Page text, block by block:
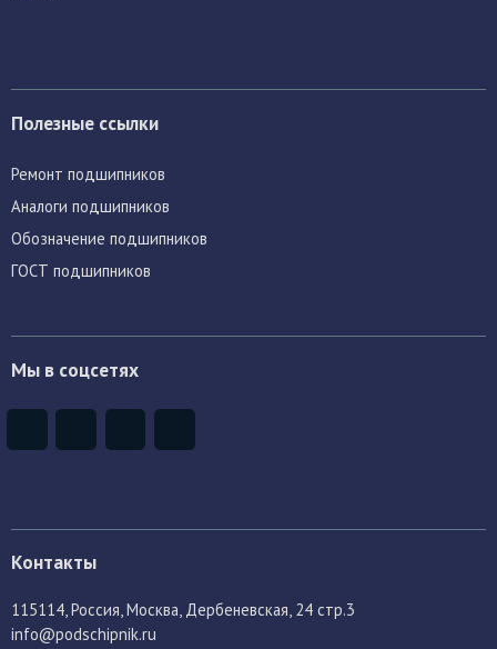
Полезные ссылки
Ремонт подшипников
Аналоги подшипников
Обозначение подшипников
ГОСТ подшипников
Мы в соцсетях
Контакты
115114 , Россия, Москва, Дербеневская, 24 стр.3
info@podschipnik.ru